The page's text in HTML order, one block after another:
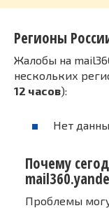
Регионы
Жалобы на
нескольких
12 часов):
Нет
Почему
Проблемы